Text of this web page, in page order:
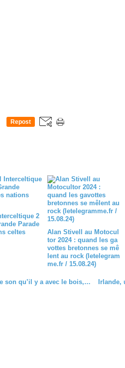
Repost
2
Parade
celtes
Alan Stivell au Motocul
tor 2024 : quand les ga
vottes bretonnes se mê
lent au rock (letelegram
me.fr / 15.08.24)
Yannick Martin : "la bombarde, ce son qu’il y a avec le bois, vous mets de suite dans une ambiance" (france3.fr / 29.09.20)